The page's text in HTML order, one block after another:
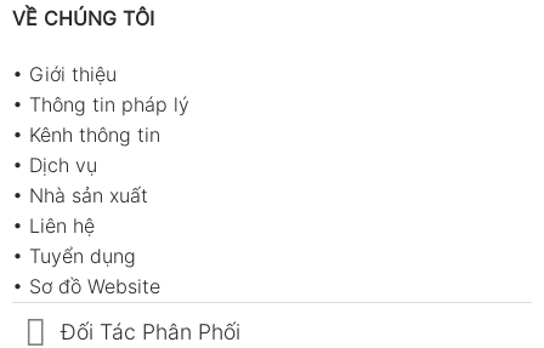
VỀ CHÚNG TÔI
• Giới thiệu
• Thông tin pháp lý
• Kênh thông tin
• Dịch vụ
• Nhà sản xuất
• Liên hệ
• Tuyển dụng
• Sơ đồ Website
Đối Tác Phân Phối